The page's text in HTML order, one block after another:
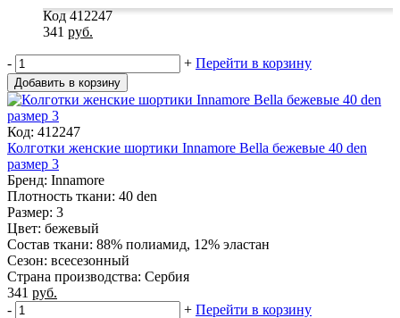
Код 412247
341 руб.
- + Перейти в корзину
Добавить в корзину
Код: 412247
Колготки женские шортики Innamore Bella бежевые 40 den
размер 3
Бренд: Innamore
Плотность ткaни: 40 den
Размер: 3
Цвет: бежевый
Состав ткани: 88% полиамид, 12% эластан
Сезон: всесезонный
Страна производства: Сербия
341 руб.
-
+ Перейти в корзину